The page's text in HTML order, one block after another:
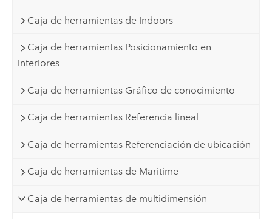
Caja de herramientas de Indoors
Caja de herramientas Posicionamiento en
interiores
Caja de herramientas Gráfico de conocimiento
Caja de herramientas Referencia lineal
Caja de herramientas Referenciación de ubicación
Caja de herramientas de Maritime
Caja de herramientas de multidimensión